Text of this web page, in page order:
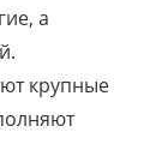
а
крупные